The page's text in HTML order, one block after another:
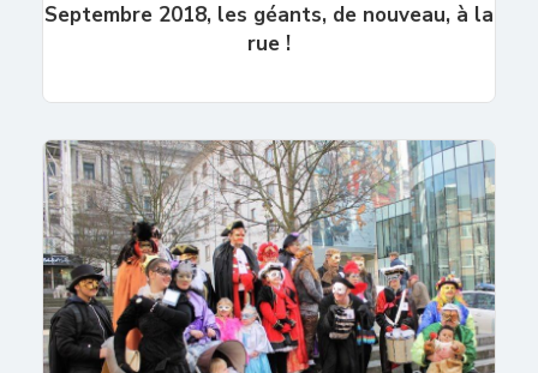
Septembre 2018, les géants, de nouveau, à la
rue !